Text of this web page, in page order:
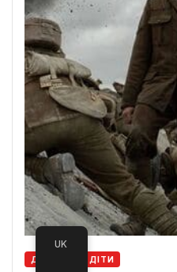
ДІМ, СІМ'Я, ДІТИ
UK